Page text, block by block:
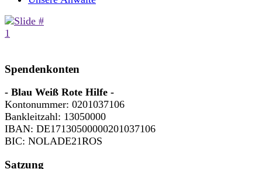
Spendenkonten
- Blau Weiß Rote Hilfe -
Kontonummer: 0201037106
Bankleitzahl: 13050000
IBAN: DE17130500000201037106
BIC: NOLADE21ROS
Satzung